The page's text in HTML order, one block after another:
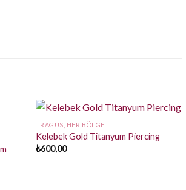
TRAGUS, HER BÖLGE
Kelebek Gold Titanyum Piercing
₺600,00